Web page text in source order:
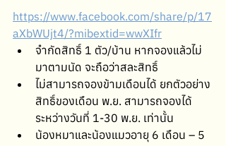
https://www.facebook.com/share/p/17
aXbWUjt4/?mibextid=wwXIfr
จำกัดสิทธิ์ 1 ตัว/บ้าน หากจองแล้วไม่
มาตามนัด จะถือว่าสละสิทธิ์
ไม่สามารถจองข้ามเดือนได้ ยกตัวอย่าง
สิทธิ์ของเดือน พ.ย. สามารถจองได้
ระหว่างวันที่ 1-30 พ.ย. เท่านั้น
น้องหมาและน้องแมวอายุ 6 เดือน – 5